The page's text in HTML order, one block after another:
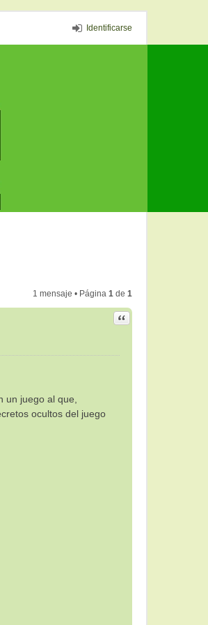
Identificarse
1 mensaje • Página 1 de 1
Citar
un juego al que,
ocultos del juego